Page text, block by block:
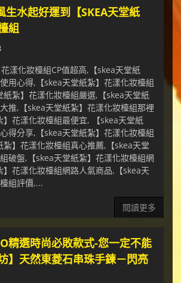
水起好運到【SKEA天堂紙
組
花漾化妝檯組CP值超高,【skea天堂紙
用心得,【skea天堂紙紮】花漾化妝檯組
紙紮】花漾化妝檯組嚴選,【skea天堂紙
推,【skea天堂紙紮】花漾化妝檯組那裡
】花漾化妝檯組最便宜, 【skea天堂紙
得分享,【skea天堂紙紮】花漾化妝檯組
紮】花漾化妝檯組真心推薦,【skea天堂
破盤,【skea天堂紙紮】花漾化妝檯組網
】花漾化妝檯組網路人氣商品,【skea天
組評價,...
閱讀更多
精選時尚必敗款式-您一定不能
】天然東菱石串珠手鍊－閃亮